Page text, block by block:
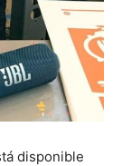
disponible